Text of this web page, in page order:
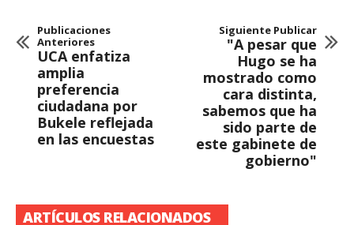
Publicaciones
Anteriores
UCA enfatiza
amplia
preferencia
ciudadana por
Bukele reflejada
en las encuestas
Siguiente Publicar
"A pesar que
Hugo se ha
mostrado como
cara distinta,
sabemos que ha
sido parte de
este gabinete de
gobierno"
ARTÍCULOS RELACIONADOS